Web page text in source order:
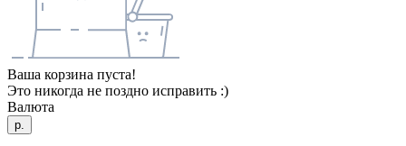
Ваша корзина пуста!
Это никогда не поздно исправить :)
Валюта
р.